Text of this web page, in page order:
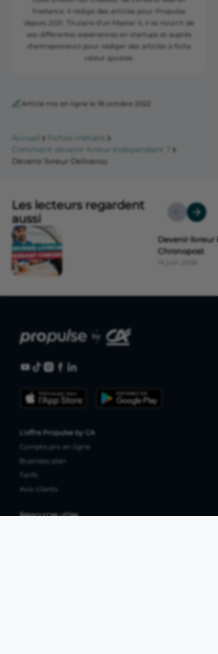
responsabilite-civile-professionnelle
https://riders.deliveroo.fr/fr/support/compte-livreur-
livreuse-partenaire/dac7
Riders.deliveroo.fr ”Quelles sont les conditions
tarifaires exceptionnelles mises en place par
freelance. Il rédige des articles pour Propulse
depuis 2021. Titulaire d’un Master II, il se nourrit de
ses différentes expériences en startups et auprès
d’entrepreneurs pour rédiger des articles à forte
valeur ajoutée.
Article mis en ligne le 18 octobre 2022
Accueil
Fiches métiers
Comment devenir livreur indépendant ?
Devenir livreur Deliveroo
Les lecteurs regardent
aussi
Devenir
Chronopost
L'offre Propulse by CA
Compte pro en ligne
Business plan
Tarifs
Avis clients
Ressources utiles